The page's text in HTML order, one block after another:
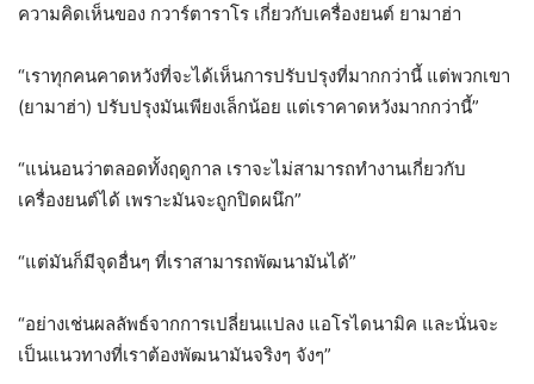
ความคิดเห็นของ กวาร์ตาราโร เกี่ยวกับเครื่องยนต์ ยามาฮ่า
“เราทุกคนคาดหวังที่จะได้เห็นการปรับปรุงที่มากกว่านี้ แต่พวกเขา
(ยามาฮ่า) ปรับปรุงมันเพียงเล็กน้อย แต่เราคาดหวังมากกว่านี้”
“แน่นอนว่าตลอดทั้งฤดูกาล เราจะไม่สามารถทำงานเกี่ยวกับ
เครื่องยนต์ได้ เพราะมันจะถูกปิดผนึก”
“แต่มันก็มีจุดอื่นๆ ที่เราสามารถพัฒนามันได้”
“อย่างเช่นผลลัพธ์จากการเปลี่ยนแปลง แอโรไดนามิค และนั่นจะ
เป็นแนวทางที่เราต้องพัฒนามันจริงๆ จังๆ”